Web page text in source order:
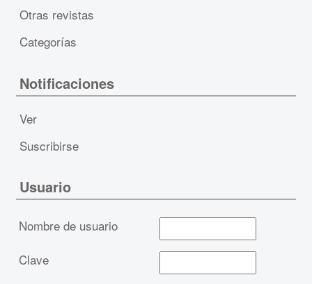
Otras revistas
Categorías
Notificaciones
Ver
Suscribirse
Usuario
Nombre de usuario
Clave